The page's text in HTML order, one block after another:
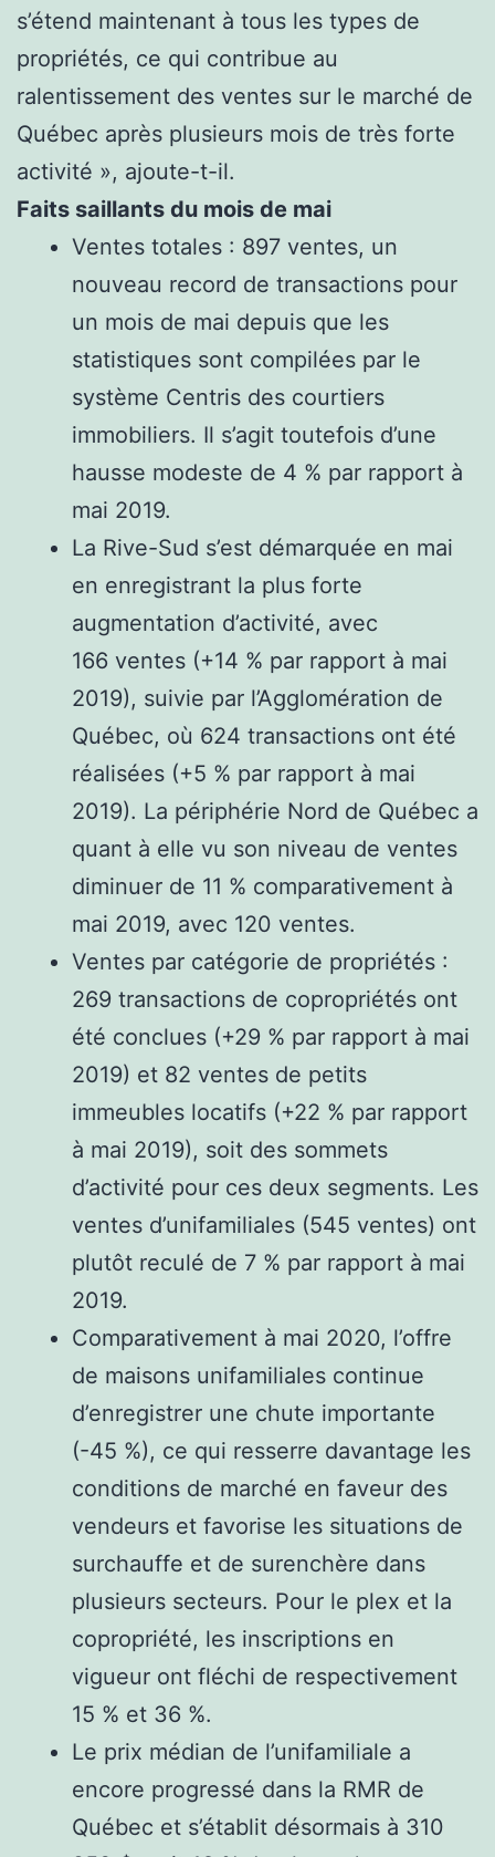
s’étend maintenant à tous les types de
propriétés, ce qui contribue au
ralentissement des ventes sur le marché de
Québec après plusieurs mois de très forte
activité », ajoute-t-il.
Faits saillants du mois de mai
Ventes totales : 897 ventes, un
nouveau record de transactions pour
un mois de mai depuis que les
statistiques sont compilées par le
système Centris des courtiers
immobiliers. Il s’agit toutefois d’une
hausse modeste de 4 % par rapport à
mai 2019.
La Rive-Sud s’est démarquée en mai
en enregistrant la plus forte
augmentation d’activité, avec
166 ventes (+14 % par rapport à mai
2019), suivie par l’Agglomération de
Québec, où 624 transactions ont été
réalisées (+5 % par rapport à mai
2019). La périphérie Nord de Québec a
quant à elle vu son niveau de ventes
diminuer de 11 % comparativement à
mai 2019, avec 120 ventes.
Ventes par catégorie de propriétés :
269 transactions de copropriétés ont
été conclues (+29 % par rapport à mai
2019) et 82 ventes de petits
immeubles locatifs (+22 % par rapport
à mai 2019), soit des sommets
d’activité pour ces deux segments. Les
ventes d’unifamiliales (545 ventes) ont
plutôt reculé de 7 % par rapport à mai
2019.
Comparativement à mai 2020, l’offre
de maisons unifamiliales continue
d’enregistrer une chute importante
(-45 %), ce qui resserre davantage les
conditions de marché en faveur des
vendeurs et favorise les situations de
surchauffe et de surenchère dans
plusieurs secteurs. Pour le plex et la
copropriété, les inscriptions en
vigueur ont fléchi de respectivement
15 % et 36 %.
Le prix médian de l’unifamiliale a
encore progressé dans la RMR de
Québec et s’établit désormais à 310